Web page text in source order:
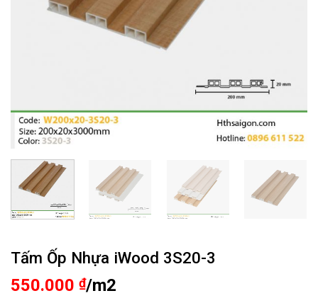
Tấm Ốp Nhựa iWood 3S20-3
550.000 ₫/m2